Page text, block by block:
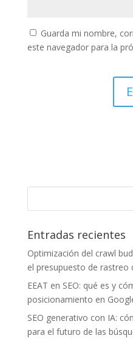
Guarda mi nombre,
este navegador para la
Entradas recientes
Optimización del crawl
el presupuesto de rastreo
EEAT en SEO: qué es y
posicionamiento en
SEO generativo con IA:
para el futuro de las